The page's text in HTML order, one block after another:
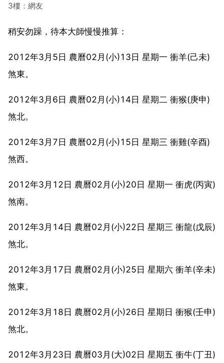
3樓：網友
稍安勿躁，待本大師慢慢推算：
2012年3月5日 農曆02月(小)13日 星期一 衝羊(己未)
煞東。
2012年3月6日 農曆02月(小)14日 星期二 衝猴(庚申)
煞北。
2012年3月7日 農曆02月(小)15日 星期三 衝雞(辛酉)
煞西。
2012年3月12日 農曆02月(小)20日 星期一 衝虎(丙寅)
煞南。
2012年3月14日 農曆02月(小)22日 星期三 衝龍(戊辰)
煞北。
2012年3月17日 農曆02月(小)25日 星期六 衝羊(辛未)
煞東。
2012年3月18日 農曆02月(小)26日 星期日 衝猴(壬申)
煞北。
2012年3月23日 農曆03月(大)02日 星期五 衝牛(丁丑)